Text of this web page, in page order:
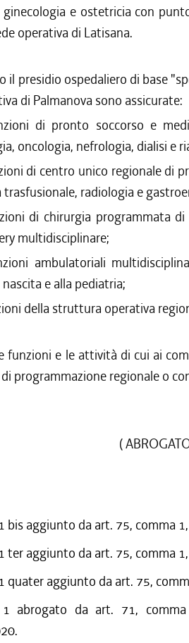
e ostetricia con
operativa di Latisana.
il presidio ospedaliero di base
di Palmanova sono assicurate:
di pronto soccorso e
oncologia, nefrologia, dialisi e
di centro unico regionale di
trasfusionale, radiologia e
di chirurgia programmata
multidisciplinare;
ambulatoriali
e alla pediatria;
della struttura operativa
funzioni e le attività di cui ai
programmazione regionale o
(
bis aggiunto da art. 75, comma
ter aggiunto da art. 75, comma
quater aggiunto da art. 75,
1 abrogato da art. 71,